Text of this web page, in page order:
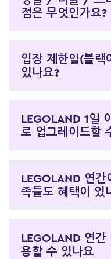
점은 무엇인가요?
입장 제한일(블랙
있나요?
LEGOLAND 1일
로 업그레이드할
LEGOLAND 연
족들도 혜택이 있
LEGOLAND 연
용할 수 있나요